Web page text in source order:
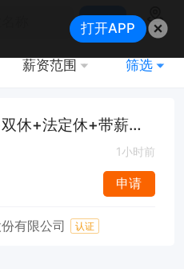
搜索
地图
薪资范围 筛选
投放专员（五险一金+双休+法定休+带薪年假）
1小时前
申请
有限公司 认证
打开APP